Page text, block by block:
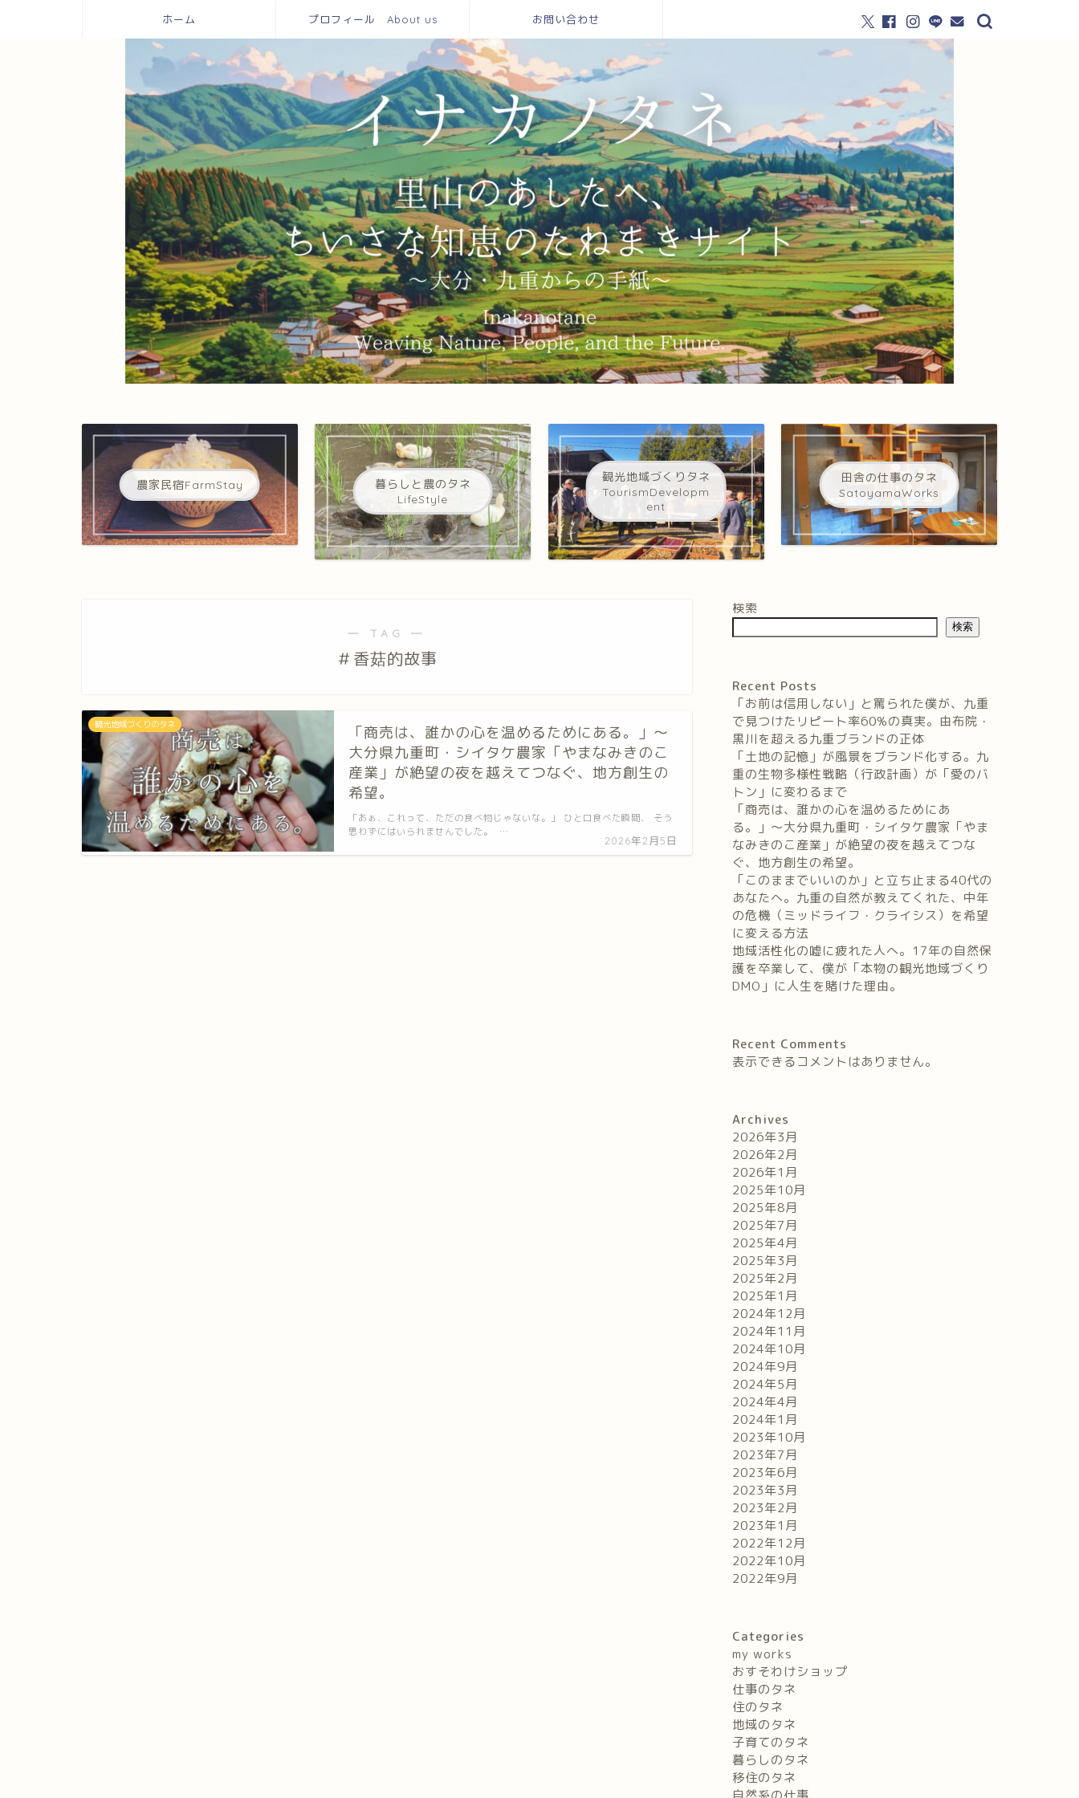
ホーム プロフィール About us お問い合わせ
農家民宿FarmStay
暮らしと農のタネ
LifeStyle
観光地域づくりタネ
TourismDevelopm
ent
田舎の仕事のタネ
SatoyamaWorks
― TAG ―
＃香菇的故事
観光地域づくりのタネ
「商売は、誰かの心を温めるためにある。」〜
大分県九重町・シイタケ農家「やまなみきのこ
産業」が絶望の夜を越えてつなぐ、地方創生の
希望。
2026年2月5日
「あぁ、これって、ただの食べ物じゃないな。」 ひと口食べた瞬間、 そう
思わずにはいられませんでした。 …
検索
検索
Recent Posts
「お前は信用しない」と罵られた僕が、九重
で見つけたリピート率60%の真実。由布院・
黒川を超える九重ブランドの正体
「土地の記憶」が風景をブランド化する。九
重の生物多様性戦略（行政計画）が「愛のバ
トン」に変わるまで
「商売は、誰かの心を温めるためにあ
る。」〜大分県九重町・シイタケ農家「やま
なみきのこ産業」が絶望の夜を越えてつな
ぐ、地方創生の希望。
「このままでいいのか」と立ち止まる40代の
あなたへ。九重の自然が教えてくれた、中年
の危機（ミッドライフ・クライシス）を希望
に変える方法
地域活性化の嘘に疲れた人へ。17年の自然保
護を卒業して、僕が「本物の観光地域づくり
DMO」に人生を賭けた理由。
Recent Comments
表示できるコメントはありません。
Archives
2026年3月
2026年2月
2026年1月
2025年10月
2025年8月
2025年7月
2025年4月
2025年3月
2025年2月
2025年1月
2024年12月
2024年11月
2024年10月
2024年9月
2024年5月
2024年4月
2024年1月
2023年10月
2023年7月
2023年6月
2023年3月
2023年2月
2023年1月
2022年12月
2022年10月
2022年9月
Categories
my works
おすそわけショップ
仕事のタネ
住のタネ
地域のタネ
子育てのタネ
暮らしのタネ
移住のタネ